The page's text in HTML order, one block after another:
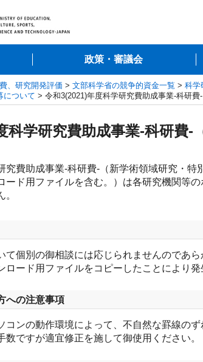
政策・審議会
、研究開発評価 > 文部科学省の競争的資金一覧 > 科学
について > 令和3(2021)年度科学研究費助成事業‐科研
科学研究費助成事業‐科研費
費助成事業-科研費-（新学術領域研究・特
ド用ファイルを含む。）は各研究機関等
て個別の御相談には応じられませんのであら
ロード用ファイルをコピーしたことにより
への注意事項
コンの動作環境によって、不自然な罫線の
数ですが適宜修正を施して御使用ください。